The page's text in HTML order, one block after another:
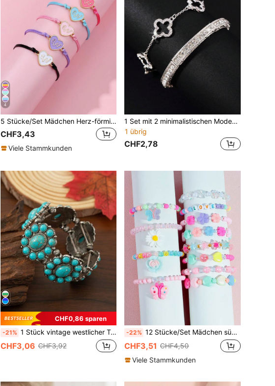
4
5 Stücke/Set Mädchen Herz-förmige Armbänder aus Zinklegierung, farbige Wachskordel geflochten, BFF Schmuckset geeignet für den täglichen Gebrauch
CHF3,43
Viele Stammkunden
1 Set mit 2 minimalistischen Mode-Armreifen, geeignet für den täglichen Gebrauch
1 übrig
CHF2,78
CHF0,86 sparen
-21% 1 Stück vintage westlicher Türkis Blumen Manschette Armband, geeignet für den täglichen Gebrauch von Männern und Frauen
CHF3,06 CHF3,92
-22% 12 Stücke/Set Mädchen süße Schmetterling & Blumen Anhänger Armband Set, Perlen Schmuckzubehör, Zufällige Farbe, geeignet als Geschenkset für Mädchen
CHF3,51 CHF4,50
Viele Stammkunden